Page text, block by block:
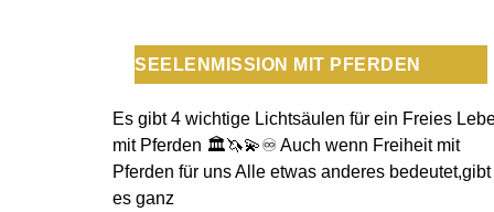
SEELENMISSION MIT PFERDEN
Es gibt 4 wichtige Lichtsäulen für ein Freies
mit Pferden 🏛️🦄💫♾️ Auch wenn Freiheit mit
Pferden für uns Alle etwas anderes bedeutet,gibt
es ganz